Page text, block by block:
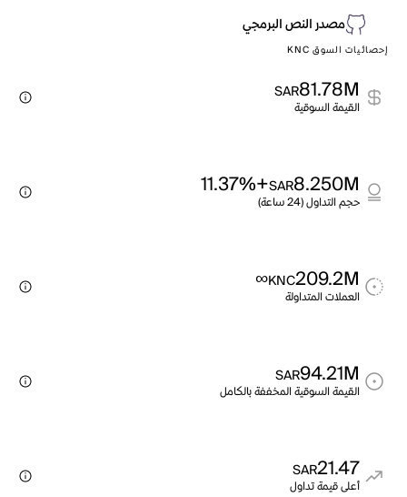
مصدر النص البرمجي
إحصائيات السوق KNC
81.78M
SAR
القيمة السوقية
8.250M
SAR
+11.37%
حجم التداول (24 ساعة)
209.2M
KNC
∞
العملات المتداولة
94.21M
SAR
القيمة السوقية المخففة بالكامل
21.47
SAR
أعلى قيمة تداول